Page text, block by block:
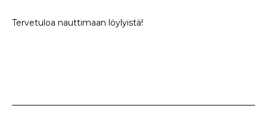
Tervetuloa nauttimaan löylyistä!